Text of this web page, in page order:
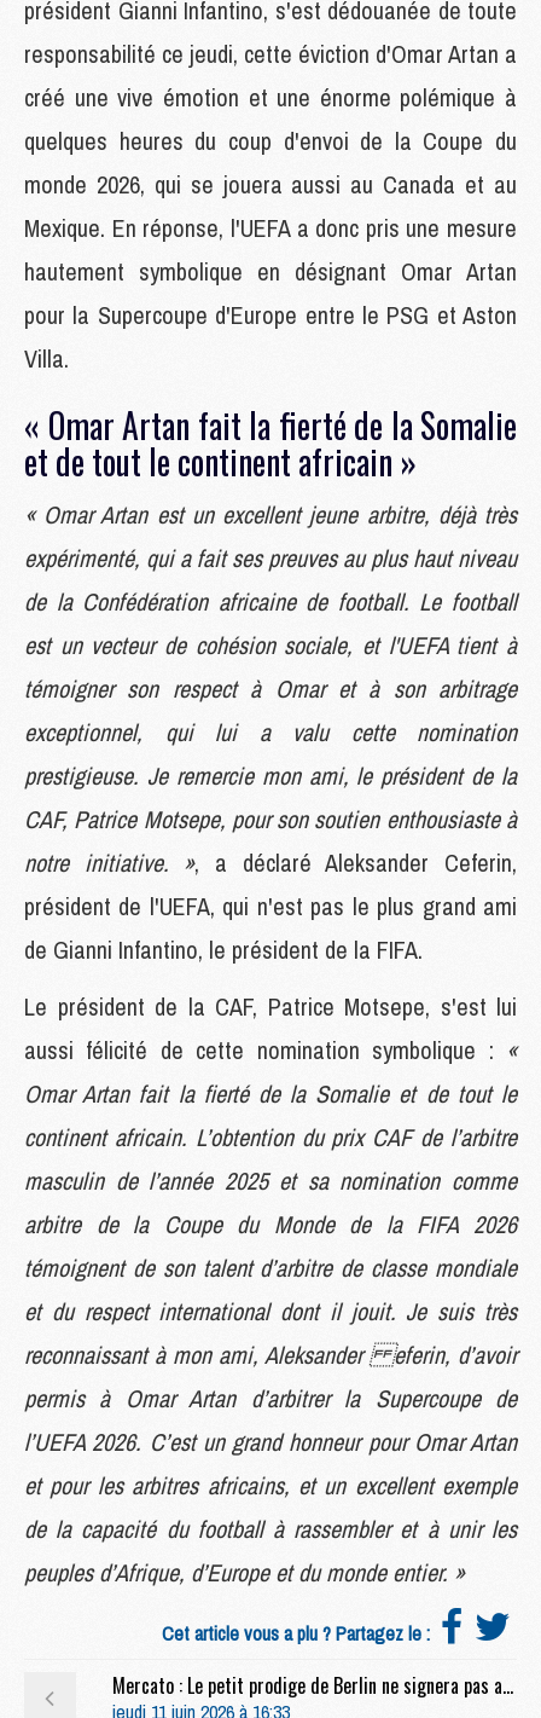
président Gianni Infantino, s'est dédouanée de toute
responsabilité ce jeudi, cette éviction d'Omar Artan a
créé une vive émotion et une énorme polémique à
quelques heures du coup d'envoi de la Coupe du
monde 2026, qui se jouera aussi au Canada et au
Mexique. En réponse, l'UEFA a donc pris une mesure
hautement symbolique en désignant Omar Artan
pour la Supercoupe d'Europe entre le PSG et Aston
Villa.
« Omar Artan fait la fierté de la Somalie
et de tout le continent africain »
« Omar Artan est un excellent jeune arbitre, déjà très
expérimenté, qui a fait ses preuves au plus haut niveau
de la Confédération africaine de football. Le football
est un vecteur de cohésion sociale, et l'UEFA tient à
témoigner son respect à Omar et à son arbitrage
exceptionnel, qui lui a valu cette nomination
prestigieuse. Je remercie mon ami, le président de la
CAF, Patrice Motsepe, pour son soutien enthousiaste à
notre initiative. », a déclaré Aleksander Ceferin,
président de l'UEFA, qui n'est pas le plus grand ami
de Gianni Infantino, le président de la FIFA.
Le président de la CAF, Patrice Motsepe, s'est lui
aussi félicité de cette nomination symbolique : «
Omar Artan fait la fierté de la Somalie et de tout le
continent africain. L’obtention du prix CAF de l’arbitre
masculin de l’année 2025 et sa nomination comme
arbitre de la Coupe du Monde de la FIFA 2026
témoignent de son talent d’arbitre de classe mondiale
et du respect international dont il jouit. Je suis très
reconnaissant à mon ami, Aleksander eferin, d’avoir
permis à Omar Artan d’arbitrer la Supercoupe de
l’UEFA 2026. C’est un grand honneur pour Omar Artan
et pour les arbitres africains, et un excellent exemple
de la capacité du football à rassembler et à unir les
peuples d’Afrique, d’Europe et du monde entier. »
Cet article vous a plu ? Partagez le :
Mercato : Le petit prodige de Berlin ne signera pas au PSG
jeudi 11 juin 2026 à 16:33